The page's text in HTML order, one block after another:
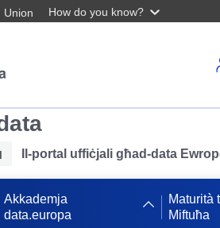
Union How do you know?
Il-portal uffiċjali għad-data
Akkademja
data.europa
Maturità
Miftuħa